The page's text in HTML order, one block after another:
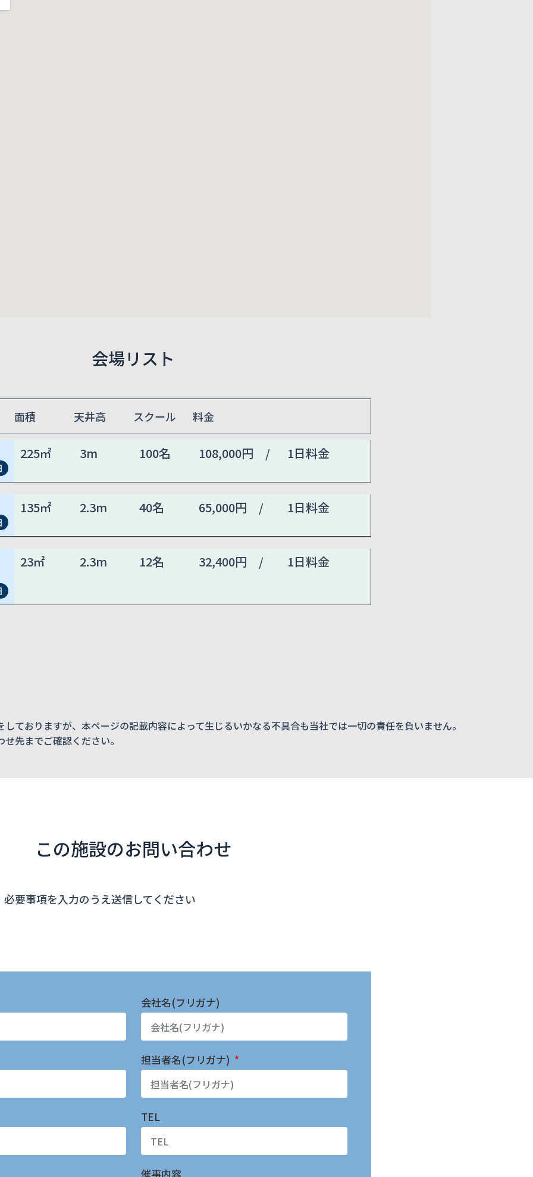
会場リスト
面積 天井高 スクール 料金
225㎡ 3m 100名 108,000円 / 1日料金
135㎡ 2.3m 40名 65,000円 / 1日料金
23㎡ 2.3m 12名 32,400円 / 1日料金
ておりますが、本ページの記載内容によって生じるいかなる不具合も当社では一切の責任を負いません。
先までご確認ください。
この施設のお問い合わせ
要事項を入力のうえ送信してください
会社名(フリガナ)
担当者名(フリガナ)
TEL
催事内容